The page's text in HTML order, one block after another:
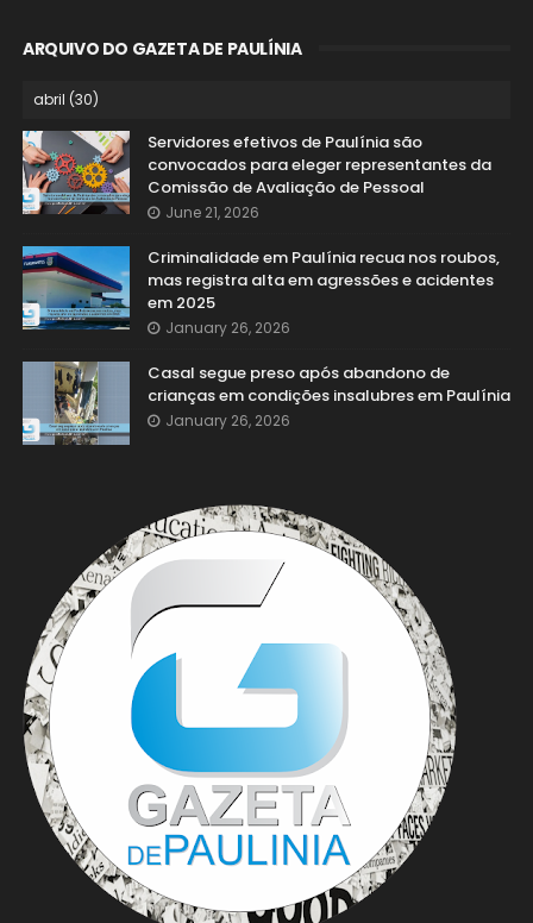
ARQUIVO DO GAZETA DE PAULÍNIA
Servidores efetivos de Paulínia são
convocados para eleger representantes da
Comissão de Avaliação de Pessoal
June 21, 2026
Criminalidade em Paulínia recua nos roubos,
mas registra alta em agressões e acidentes
em 2025
January 26, 2026
Casal segue preso após abandono de
crianças em condições insalubres em Paulínia
January 26, 2026